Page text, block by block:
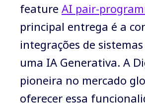
feature AI pair-
principal entrega é a
integrações de
uma IA Generativa. A
pioneira no mercado
oferecer essa